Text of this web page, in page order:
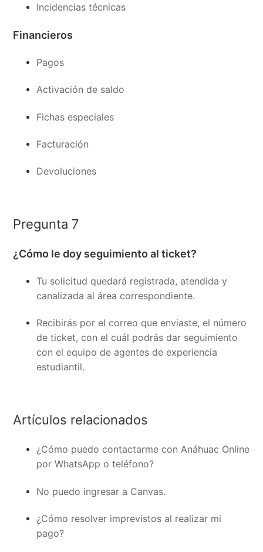
Incidencias técnicas
Financieros
Pagos
Activación de saldo
Fichas especiales
Facturación
Devoluciones
Pregunta 7
¿Cómo le doy seguimiento al ticket?
Tu solicitud quedará registrada, atendida y
canalizada al área correspondiente.
Recibirás por el correo que enviaste, el número
de ticket, con el cuál podrás dar seguimiento
con el equipo de agentes de experiencia
estudiantil.
Artículos relacionados
¿Cómo puedo contactarme con Anáhuac Online
por WhatsApp o teléfono?
No puedo ingresar a Canvas.
¿Cómo resolver imprevistos al realizar mi
pago?